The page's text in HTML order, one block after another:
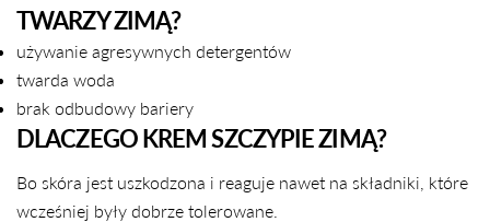
TWARZY ZIMĄ?
używanie agresywnych detergentów
twarda woda
brak odbudowy bariery
DLACZEGO KREM SZCZYPIE ZIMĄ?
Bo skóra jest uszkodzona i reaguje nawet na składniki, które
wcześniej były dobrze tolerowane.